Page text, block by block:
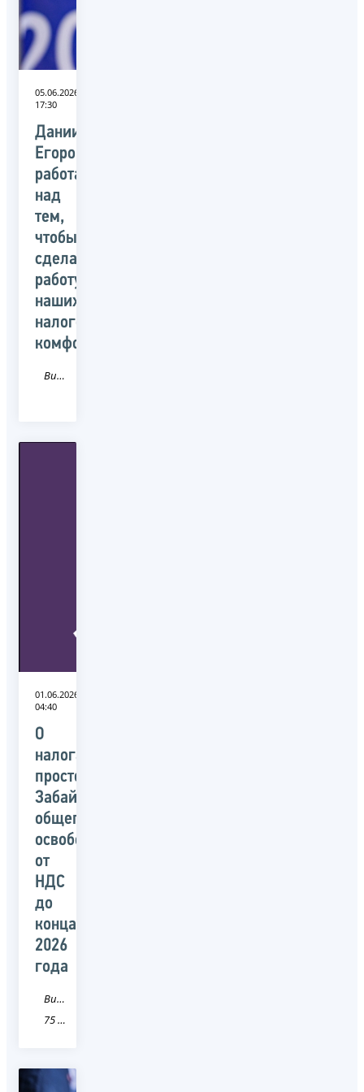
05.06.2026
17:30
Даниил
Егоров:
работаем
над
тем,
чтобы
сделать
работу
наших
налогоплательщиков
комфортнее
Видео
01.06.2026
04:40
О
налогах
просто:
Забайкальский
общепит
освободили
от
НДС
до
конца
2026
года
Видео
75 Забайкальский край